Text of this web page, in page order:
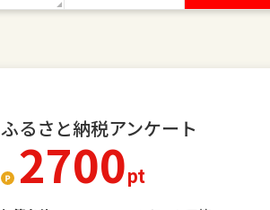
ふるさと納税アンケート
2700pt